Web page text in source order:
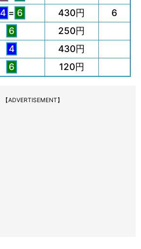
4 = 6 430円
6
6 250円
4
430円
6
120円
【ADVERTISEMENT】